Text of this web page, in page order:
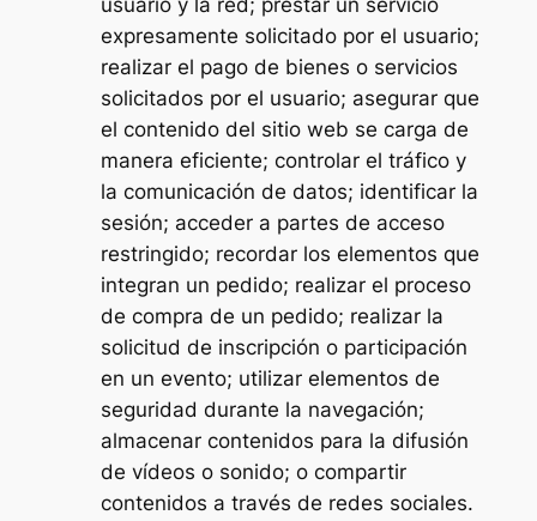
usuario y la red; prestar un servicio
expresamente solicitado por el usuario;
realizar el pago de bienes o servicios
solicitados por el usuario; asegurar que
el contenido del sitio web se carga de
manera eficiente; controlar el tráfico y
la comunicación de datos; identificar la
sesión; acceder a partes de acceso
restringido; recordar los elementos que
integran un pedido; realizar el proceso
de compra de un pedido; realizar la
solicitud de inscripción o participación
en un evento; utilizar elementos de
seguridad durante la navegación;
almacenar contenidos para la difusión
de vídeos o sonido; o compartir
contenidos a través de redes sociales.